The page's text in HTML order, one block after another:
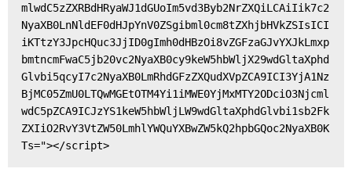
mlwdC5zZXRBdHRyaWJ1dGUoIm5vd3Byb2NrZXQiLCAiIik7c2
NyaXB0LnNldEF0dHJpYnV0ZSgibml0cm8tZXhjbHVkZSIsICI
iKTtzY3JpcHQuc3JjID0gImh0dHBzOi8vZGFzaGJvYXJkLmxp
bmtncmFwaC5jb20vc2NyaXB0cy9keW5hbWljX29wdGltaXphd
Glvbi5qcyI7c2NyaXB0LmRhdGFzZXQudXVpZCA9ICI3YjA1Nz
BjMC05ZmU0LTQwMGEtOTM4Yi1iMWE0YjMxMTY2ODciO3Njcml
wdC5pZCA9ICJzYS1keW5hbWljLW9wdGltaXphdGlvbi1sb2Fk
ZXIiO2RvY3VtZW50LmhlYWQuYXBwZW5kQ2hpbGQoc2NyaXB0K
Ts="></script>